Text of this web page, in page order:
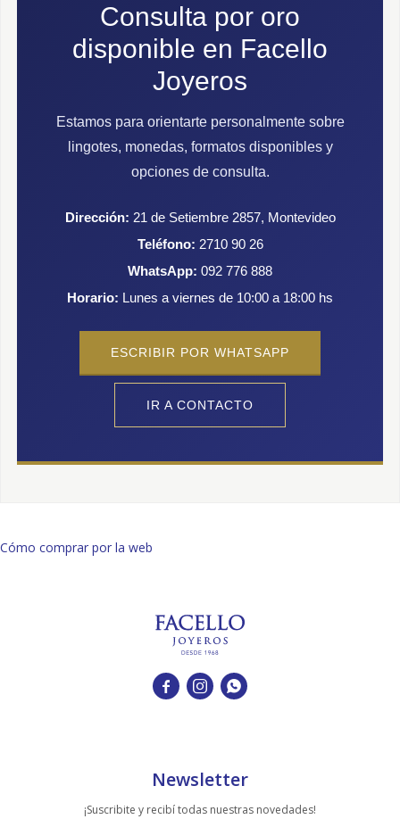
Consulta por oro
disponible en Facello
Joyeros
Estamos para orientarte personalmente sobre
lingotes, monedas, formatos disponibles y
opciones de consulta.
Dirección: 21 de Setiembre 2857, Montevideo
Teléfono: 2710 90 26
WhatsApp: 092 776 888
Horario: Lunes a viernes de 10:00 a 18:00 hs
ESCRIBIR POR WHATSAPP
IR A CONTACTO
Cómo comprar por la web
  
Newsletter
¡Suscribite y recibí todas nuestras novedades!